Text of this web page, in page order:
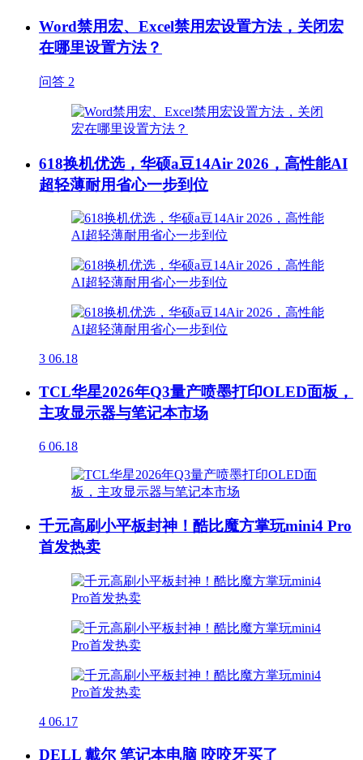
Word禁用宏、Excel禁用宏设置方法，关闭宏
在哪里设置方法？
问答 2
618换机优选，华硕a豆14Air 2026，高性能AI
超轻薄耐用省心一步到位
3 06.18
TCL华星2026年Q3量产喷墨打印OLED面板，
主攻显示器与笔记本市场
6 06.18
千元高刷小平板封神！酷比魔方掌玩mini4 Pro
首发热卖
4 06.17
DELL 戴尔 笔记本电脑 咬咬牙买了